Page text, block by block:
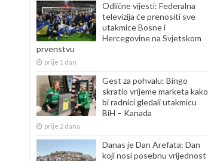
Odlične vijesti: Federalna
televizija će prenositi sve
utakmice Bosne i
Hercegovine na Svjetskom
prvenstvu
prije 1 dan
Gest za pohvalu: Bingo
skratio vrijeme marketa kako
bi radnici gledali utakmicu
BiH – Kanada
prije 2 dana
Danas je Dan Arefata: Dan
koji nosi posebnu vrijednost